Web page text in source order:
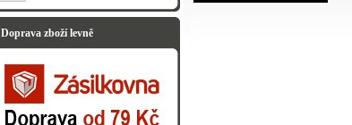
Doprava zboží levně